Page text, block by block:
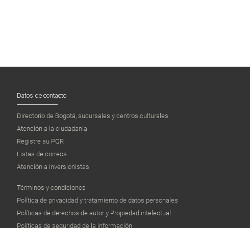
Datos de contacto
Directorio de Bogotá, sucursales y centros culturales
Atención a la ciudadanía
Registre su PQR
Listas de correos
Atención a inversionistas
Términos y condiciones
Política de privacidad y tratamiento de datos personales
Políticas de derechos de autor y Propiedad intelectual
Políticas de seguridad de la información